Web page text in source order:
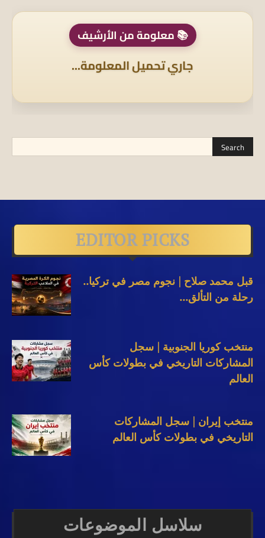
📚 معلومة من الأرشيف
جاري تحميل المعلومة...
EDITOR PICKS
قبل محمد صلاح | نجوم مصر في تركيا..
رحلة من التألق...
منتخب كوريا الجنوبية | سجل
المشاركات التاريخي في بطولات كأس
العالم
منتخب إيران | سجل المشاركات
التاريخي في بطولات كأس العالم
سلاسل الموضوعات